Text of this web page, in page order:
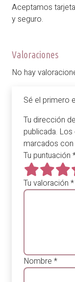
Aceptamos
y seguro.
Valoraciones
No hay
Sé el primero
Tu dirección
publicada. Los
marcados con
Tu puntuación
Tu valoración *
Nombre *